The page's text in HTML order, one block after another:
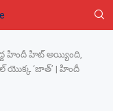
హిందీ హిట్ అయ్యింది,
యొక్క ‘జాత్’ | హిందీ